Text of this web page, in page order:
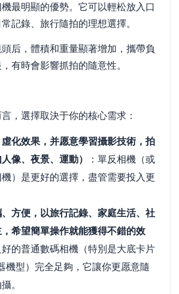
最明顯的優勢。它可以輕松放入口
記錄、旅行隨拍的理想選擇。
后，體積和重量顯著增加，攜帶負
有時會影響抓拍的隨意性。
，選擇取決于你的核心需求：
化效果，并愿意學習攝影技術，拍
像、夜景、運動）
：單反相機（或
）是更好的選擇，盡管需要投入更
方便，以旅行記錄、家庭生活、社
希望簡單操作就能獲得不錯的效
好的普通數碼相機（特別是大底卡片
機型）完全足夠，它讓你更愿意隨
。